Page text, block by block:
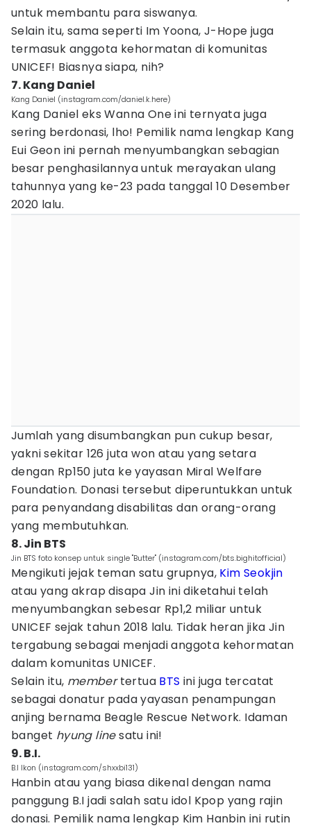
untuk membantu para siswanya.
Selain itu, sama seperti Im Yoona, J-Hope juga
termasuk anggota kehormatan di komunitas
UNICEF! Biasnya siapa, nih?
7. Kang Daniel
Kang Daniel (instagram.com/daniel.k.here)
Kang Daniel eks Wanna One ini ternyata juga
sering berdonasi, lho! Pemilik nama lengkap Kang
Eui Geon ini pernah menyumbangkan sebagian
besar penghasilannya untuk merayakan ulang
tahunnya yang ke-23 pada tanggal 10 Desember
2020 lalu.
Jumlah yang disumbangkan pun cukup besar,
yakni sekitar 126 juta won atau yang setara
dengan Rp150 juta ke yayasan Miral Welfare
Foundation. Donasi tersebut diperuntukkan untuk
para penyandang disabilitas dan orang-orang
yang membutuhkan.
8. Jin BTS
Jin BTS foto konsep untuk single "Butter" (instagram.com/bts.bighitofficial)
Mengikuti jejak teman satu grupnya, Kim Seokjin
atau yang akrap disapa Jin ini diketahui telah
menyumbangkan sebesar Rp1,2 miliar untuk
UNICEF sejak tahun 2018 lalu. Tidak heran jika Jin
tergabung sebagai menjadi anggota kehormatan
dalam komunitas UNICEF.
Selain itu, membertertua BTS ini juga tercatat
sebagai donatur pada yayasan penampungan
anjing bernama Beagle Rescue Network. Idaman
banget hyung linesatu ini!
9. B.I.
B.I Ikon (instagram.com/shxxbi131)
Hanbin atau yang biasa dikenal dengan nama
panggung B.I jadi salah satu idol Kpop yang rajin
donasi. Pemilik nama lengkap Kim Hanbin ini rutin